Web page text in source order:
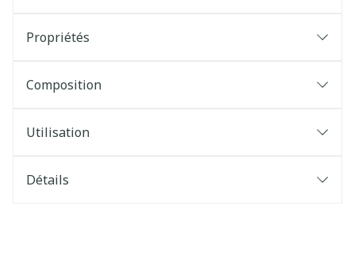
Propriétés
Composition
Utilisation
Détails